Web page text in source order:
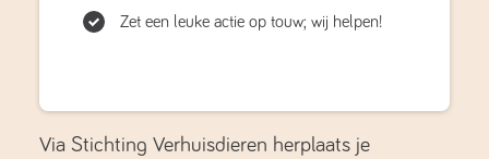
Zet een leuke actie op touw; wij helpen!
Via Stichting Verhuisdieren herplaats je